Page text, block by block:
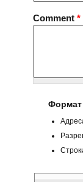
Comment *